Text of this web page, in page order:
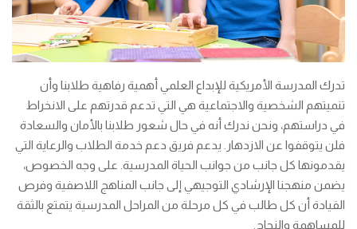
تدرك المدرسة الأمريكية للإبداع العلمي أهمية رفاهية طلابنا وأن
تنميتهم الشخصية والاجتماعية هي التي تدعم قدرتهم على الانخراط
في دراستهم، ونحن ندرك أنه في حال شعور طلابنا بالأمان والسعادة
فلن يتوقفوا عن الازدهار. يدعم فريق دعم خدمة الطلاب والرعاية التي
يقدمونها كل جانب من جوانب الحياة المدرسية. على وجه الخصوص،
يضمن منهجنا الإرشادي التوجيهي إلى جانب المناهج اللاصفية وفرص
القيادة أن كل طالب في كل مرحلة من المراحل المدرسية يتمتع بالثقة
للمساهمة والنجاح.